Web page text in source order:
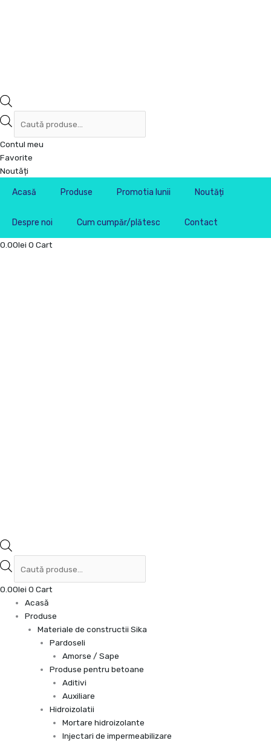
Contul meu
Favorite
Noutăți
Acasă Produse Promotia lunii Noutăți
Despre noi Cum cumpăr/plătesc Contact
0.00lei 0 Cart
0.00lei 0 Cart
Acasă
Produse
Materiale de constructii Sika
Pardoseli
Amorse / Sape
Produse pentru betoane
Aditivi
Auxiliare
Hidroizolatii
Mortare hidroizolante
Injectari de impermeabilizare